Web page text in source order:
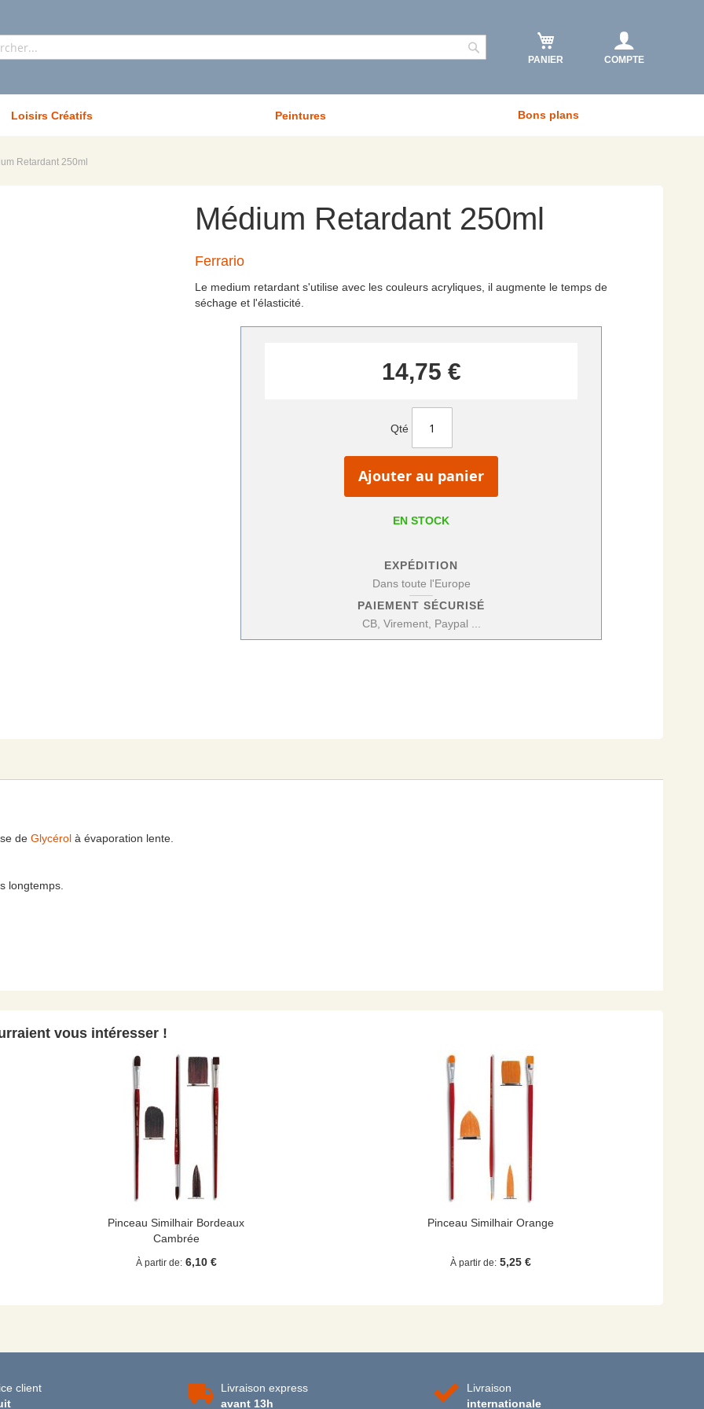
RechercherPANIER COMPTE
Loisirs Créatifs Peintures Bons plans
Retardant 250ml
Médium Retardant 250ml
Ferrario
Le medium retardant s'utilise avec les couleurs acryliques, il augmente le temps de
séchage et l'élasticité.
14,75 €
Qté
Ajouter au panier
EN STOCK
EXPÉDITION
Dans toute l'Europe
PAIEMENT SÉCURISÉ
CB, Virement, Paypal ...
de Glycérol à évaporation lente.
longtemps.
vous intéresser !
Pinceau Similhair Bordeaux
Cambrée
À partir de 6,10 €
Pinceau Similhair Orange
À partir de 5,25 €
client
Livraison express
avant 13h
Livraison
internationale